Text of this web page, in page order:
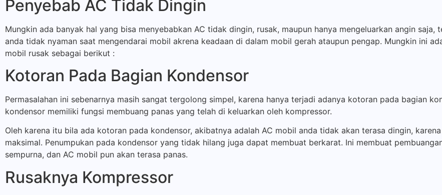
Penyebab AC Tidak Dingin
Mungkin ada banyak hal yang bisa menyebabkan AC tidak dingin, rusak, maupun hanya mengeluarkan angin saja,
anda tidak nyaman saat mengendarai mobil akrena keadaan di dalam mobil gerah ataupun pengap. Mungkin ini
mobil rusak sebagai berikut :
Kotoran Pada Bagian Kondensor
Permasalahan ini sebenarnya masih sangat tergolong simpel, karena hanya terjadi adanya kotoran pada bagian
kondensor memiliki fungsi membuang panas yang telah di keluarkan oleh kompressor.
Oleh karena itu bila ada kotoran pada kondensor, akibatnya adalah AC mobil anda tidak akan terasa dingin,
maksimal. Penumpukan pada kondensor yang tidak hilang juga dapat membuat berkarat. Ini membuat
sempurna, dan AC mobil pun akan terasa panas.
Rusaknya Kompressor